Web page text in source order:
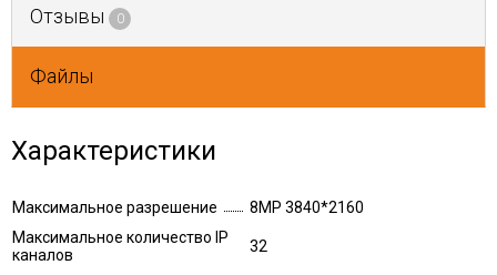
Отзывы 0
Файлы
Характеристики
Максимальное разрешение
8MP 3840*2160
Максимальное количество IP
каналов
32